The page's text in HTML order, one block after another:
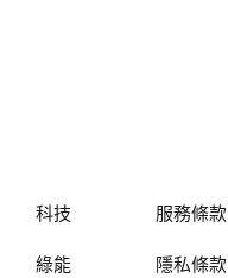
科技
綠能
服務條款
隱私條款